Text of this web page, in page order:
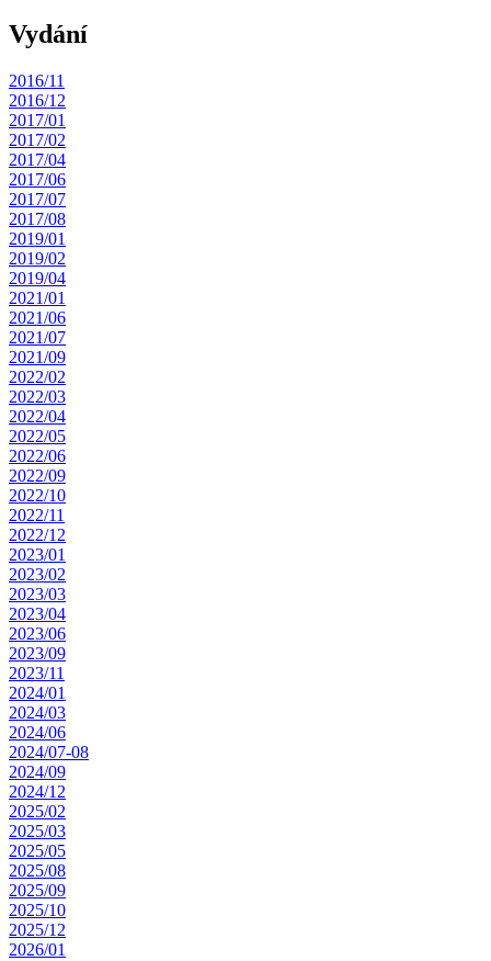
Vydání
2016/11
2016/12
2017/01
2017/02
2017/04
2017/06
2017/07
2017/08
2019/01
2019/02
2019/04
2021/01
2021/06
2021/07
2021/09
2022/02
2022/03
2022/04
2022/05
2022/06
2022/09
2022/10
2022/11
2022/12
2023/01
2023/02
2023/03
2023/04
2023/06
2023/09
2023/11
2024/01
2024/03
2024/06
2024/07-08
2024/09
2024/12
2025/02
2025/03
2025/05
2025/08
2025/09
2025/10
2025/12
2026/01